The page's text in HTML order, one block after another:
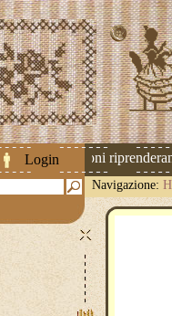
Login
! Le spedizioni
Navigazione: